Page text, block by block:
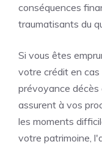
conséquences
traumatisants du
Si vous êtes
votre crédit en
prévoyance
assurent à vos
les moments
votre patrimoine,